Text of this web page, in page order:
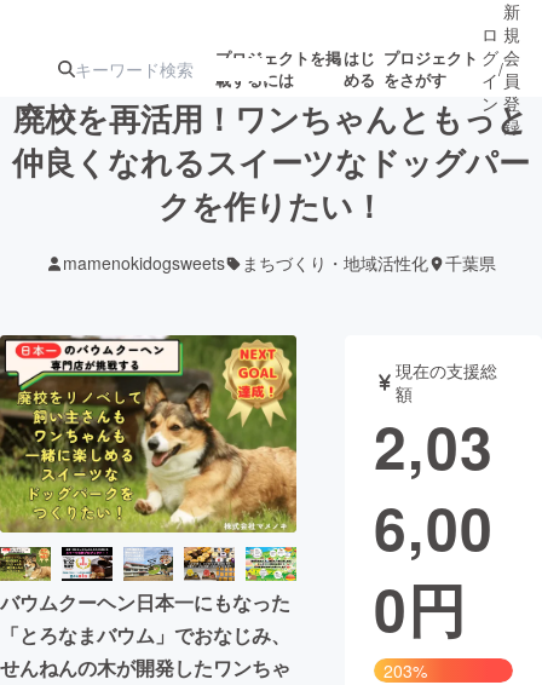
プロジェクトを掲
載するには
はじ
める
プロジェクト
をさがす
注目のリ 注目の新着プロ
ジェクト
募集終了が近いプ
テクノロジー・ガジェット
映像・映画 書籍・雑誌
ビジネス・起業 チャレンジ
まちづくり・地域活性化
CAMPFIRE for Social Good
CAMPFIRE Creation
ロ
グ
イ
ン
/
新
規
会
員
登
録
廃校を再活用！ワンちゃんともっと
仲良くなれるスイーツなドッグパー
クを作りたい！
mamenokidogsweets まちづくり・地域活性化 千葉県
バウムクーヘン日本一にもなった
「とろなまバウム」でおなじみ、
せんねんの木が開発したワンちゃ
現在の支援総
額
2,03
6,00
0円
203%